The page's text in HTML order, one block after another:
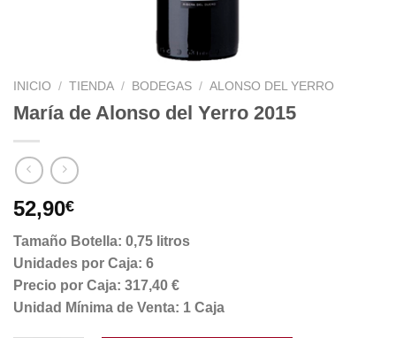
INICIO / TIENDA / BODEGAS / ALONSO DEL YERRO
María de Alonso del Yerro 2015
52,90€
Tamaño Botella: 0,75 litros
Unidades por Caja: 6
Precio por Caja: 317,40 €
Unidad Mínima de Venta: 1 Caja